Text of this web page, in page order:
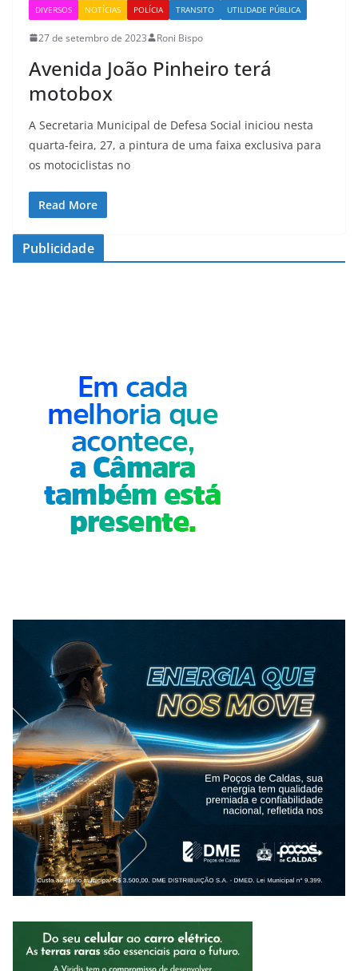
DIVERSOS NOTÍCIAS POLÍCIA TRANSITO UTILIDADE PÚBLICA
27 de setembro de 2023 Roni Bispo
Avenida João Pinheiro terá
motobox
A Secretaria Municipal de Defesa Social iniciou nesta
quarta-feira, 27, a pintura de uma faixa exclusiva para
os motociclistas no
Read More
Publicidade